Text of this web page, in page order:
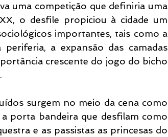
uma competição que definiria uma
o desfile propiciou à cidade um
importantes, tais como a
a expansão das camadas
crescente do jogo do bicho
surgem no meio da cena como
porta bandeira que desfilam como
e as passistas as princesas do